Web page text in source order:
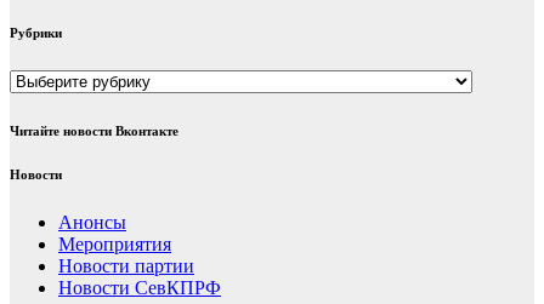
Рубрики
Рубрики
Читайте новости Вконтакте
Новости
Анонсы
Мероприятия
Новости партии
Новости СевКПРФ